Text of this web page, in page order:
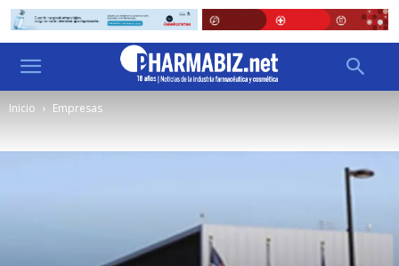
Inicio Empresas